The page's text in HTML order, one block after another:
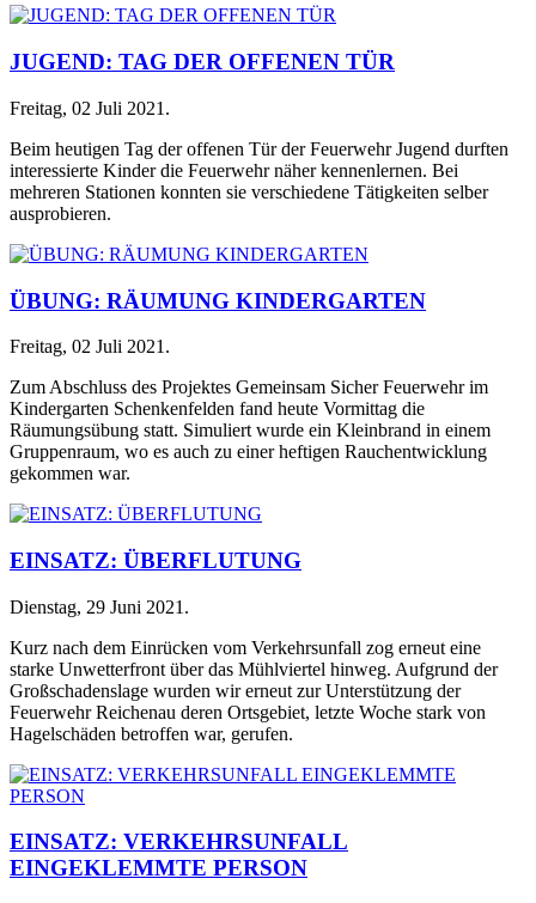
JUGEND: TAG DER OFFENEN TÜR
Freitag, 02 Juli 2021 .
Beim heutigen Tag der offenen Tür der Feuerwehr Jugend durften
interessierte Kinder die Feuerwehr näher kennenlernen. Bei
mehreren Stationen konnten sie verschiedene Tätigkeiten selber
ausprobieren.
ÜBUNG: RÄUMUNG KINDERGARTEN
Freitag, 02 Juli 2021 .
Zum Abschluss des Projektes Gemeinsam Sicher Feuerwehr im
Kindergarten Schenkenfelden fand heute Vormittag die
Räumungsübung statt. Simuliert wurde ein Kleinbrand in einem
Gruppenraum, wo es auch zu einer heftigen Rauchentwicklung
gekommen war.
EINSATZ: ÜBERFLUTUNG
Dienstag, 29 Juni 2021 .
Kurz nach dem Einrücken vom Verkehrsunfall zog erneut eine
starke Unwetterfront über das Mühlviertel hinweg. Aufgrund der
Großschadenslage wurden wir erneut zur Unterstützung der
Feuerwehr Reichenau deren Ortsgebiet, letzte Woche stark von
Hagelschäden betroffen war, gerufen.
EINSATZ: VERKEHRSUNFALL
EINGEKLEMMTE PERSON